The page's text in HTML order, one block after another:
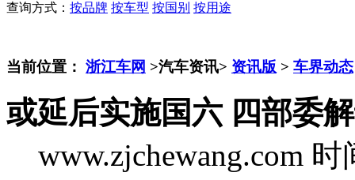
查询方式： 按品牌 按车型 按国别 按用途
当前位置： 浙江车网 >汽车资讯> 资讯版 > 车界动态
或延后实施国六 四部委
www.zjchewang.com 时